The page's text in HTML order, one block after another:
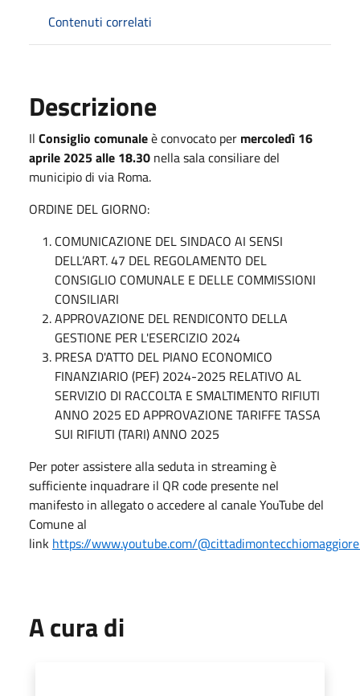
Contenuti correlati
Descrizione
Il Consiglio comunaleè convocato per mercoledì 16
aprile 2025 alle 18.30 nella sala consiliare del
municipio di via Roma.
ORDINE DEL GIORNO:
COMUNICAZIONE DEL SINDACO AI SENSI
DELL’ART. 47 DEL REGOLAMENTO DEL
CONSIGLIO COMUNALE E DELLE COMMISSIONI
CONSILIARI
APPROVAZIONE DEL RENDICONTO DELLA
GESTIONE PER L'ESERCIZIO 2024
PRESA D'ATTO DEL PIANO ECONOMICO
FINANZIARIO (PEF) 2024-2025 RELATIVO AL
SERVIZIO DI RACCOLTA E SMALTIMENTO RIFIUTI
ANNO 2025 ED APPROVAZIONE TARIFFE TASSA
SUI RIFIUTI (TARI) ANNO 2025
Per poter assistere alla seduta in streaming è
sufficiente inquadrare il QR code presente nel
manifesto in allegato o accedere al canale YouTube del
Comune al
link https://www.youtube.com/
A cura di